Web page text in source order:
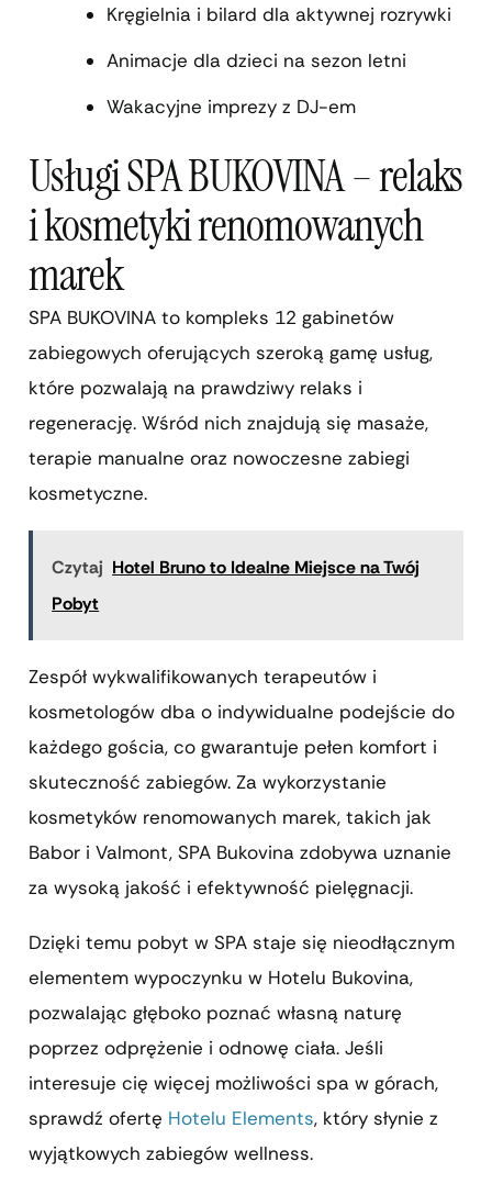
Kręgielnia i bilard dla aktywnej rozrywki
Animacje dla dzieci na sezon letni
Wakacyjne imprezy z DJ-em
Usługi SPA BUKOVINA – relaks
i kosmetyki renomowanych
marek
SPA BUKOVINA to kompleks 12 gabinetów
zabiegowych oferujących szeroką gamę usług,
które pozwalają na prawdziwy relaks i
regenerację. Wśród nich znajdują się masaże,
terapie manualne oraz nowoczesne zabiegi
kosmetyczne.
Czytaj Hotel Bruno to Idealne Miejsce na Twój
Pobyt
Zespół wykwalifikowanych terapeutów i
kosmetologów dba o indywidualne podejście do
każdego gościa, co gwarantuje pełen komfort i
skuteczność zabiegów. Za wykorzystanie
kosmetyków renomowanych marek, takich jak
Babor i Valmont, SPA Bukovina zdobywa uznanie
za wysoką jakość i efektywność pielęgnacji.
Dzięki temu pobyt w SPA staje się nieodłącznym
elementem wypoczynku w Hotelu Bukovina,
pozwalając głęboko poznać własną naturę
poprzez odprężenie i odnowę ciała. Jeśli
interesuje cię więcej możliwości spa w górach,
sprawdź ofertę Hotelu Elements, który słynie z
wyjątkowych zabiegów wellness.